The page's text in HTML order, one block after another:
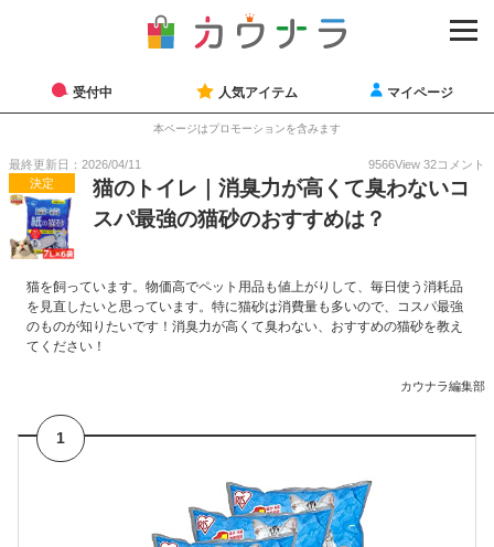
受付中 人気アイテム マイページ
本ページはプロモーションを含みます
最終更新日：2026/04/11 9566View 32コメント
決定
猫のトイレ｜消臭力が高くて臭わないコ
スパ最強の猫砂のおすすめは？
猫を飼っています。物価高でペット用品も値上がりして、毎日使う消耗品
を見直したいと思っています。特に猫砂は消費量も多いので、コスパ最強
のものが知りたいです！消臭力が高くて臭わない、おすすめの猫砂を教え
てください！
カウナラ編集部
1